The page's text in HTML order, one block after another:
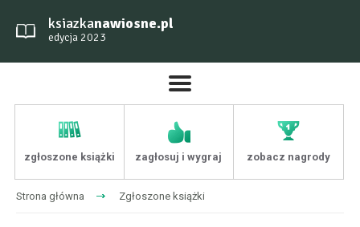
ksiazkanawiosne.pl
edycja 2023
zgłoszone książki zagłosuj i wygraj zobacz nagrody
Strona główna Zgłoszone książki